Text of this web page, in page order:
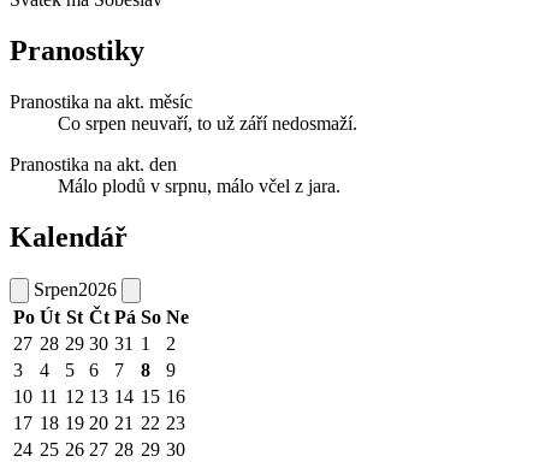
Pranostiky
Pranostika na akt. měsíc
Co srpen neuvaří, to už září nedosmaží.
Pranostika na akt. den
Málo plodů v srpnu, málo včel z jara.
Kalendář
Srpen2026
Po Út St Čt Pá So Ne
27 28 29 30 31 1
2
3
4 5 6 7 8
9
10 11 12 13 14 15 16
17 18 19 20 21 22 23
24 25 26 27 28 29 30